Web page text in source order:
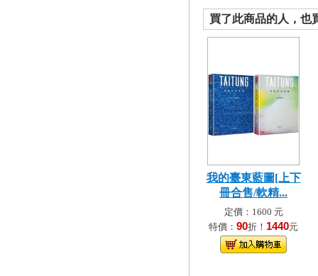
買了此商品的人，也
我的臺東藍圖[上下
冊合售/軟精...
定價：1600 元
特價： 90折！ 1440元